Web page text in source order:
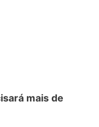
mais de